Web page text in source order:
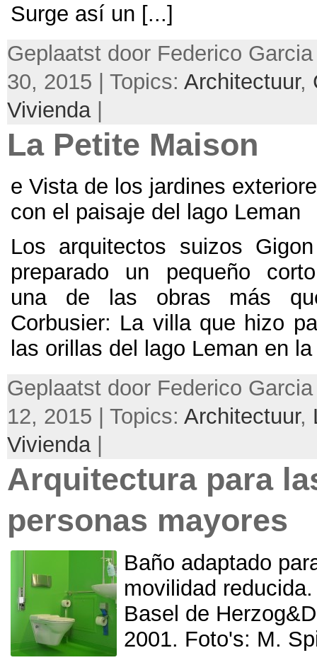
Surge así un [...]
Geplaatst door Federico
30, 2015 | Topics: Architectuur,
Vivienda|
La Petite Maison
e Vista de los jardines
con el paisaje del lago Leman
Los arquitectos suizos
preparado un pequeño
una de las obras más
Corbusier: La villa que hizo
las orillas del lago Leman en
Geplaatst door Federico
12, 2015 | Topics: Architectuur,
Vivienda|
Arquitectura para
personas mayores
Baño adaptado
movilidad reducida
Basel de Herzog&
2001. Foto's: M.